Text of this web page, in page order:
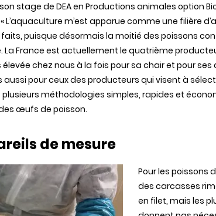
stage de DEA en Productions animales option
L’aquaculture m’est apparue comme une filière
puisque désormais la moitié des poissons
La France est actuellement le quatrième
élevée chez nous à la fois pour sa chair et pour
pour ceux des producteurs qui visent à
méthodologies simples, rapides et
œufs de poisson.
de mesure
Pour les poissons
des carcasses
en filet, mais les